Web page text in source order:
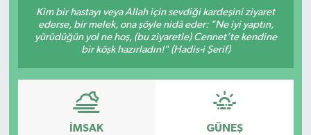
Kim bir hastayı veya Allah için sevdiği kardeşini ziyaret
ederse, bir melek, ona şöyle nidâ eder: "Ne iyi yaptın,
yürüdüğün yol ne hoş, (bu ziyaretle) Cennet’te kendine
bir köşk hazırladın!" (Hadis-i Şerif)
İMSAK GÜNEŞ
EĞİTİM
HABERDE İNSAN
Haber Arşivi